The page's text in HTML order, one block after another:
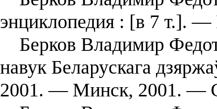
энциклопедия : [в 7 т.].
Берков Владимир
навук Беларускага
2001. — Минск, 2001. —